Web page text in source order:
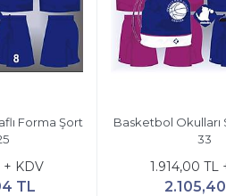
Forma Şort
+ KDV
TL
Basketbol Okulları
33
1.914,00 TL